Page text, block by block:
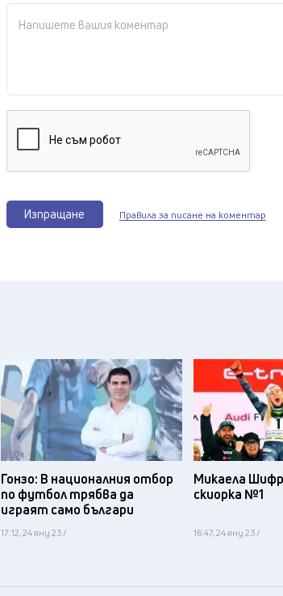
Изпращане Правила за писане на коментар
Гонзо: В националния отбор
по футбол трябва да
играят само българи
17:12, 24 яну 23 /
Микаела
скиорка №1
16:47, 24 яну 23 /